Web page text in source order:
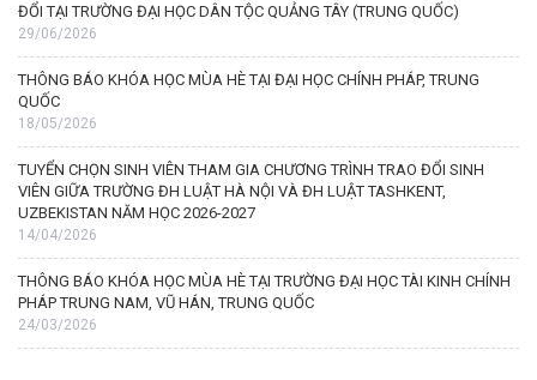
ĐỔI TẠI TRƯỜNG ĐẠI HỌC DÂN TỘC QUẢNG TÂY (TRUNG QUỐC)
29/06/2026
THÔNG BÁO KHÓA HỌC MÙA HÈ TẠI ĐẠI HỌC CHÍNH PHÁP, TRUNG
QUỐC
18/05/2026
TUYỂN CHỌN SINH VIÊN THAM GIA CHƯƠNG TRÌNH TRAO ĐỔI SINH
VIÊN GIỮA TRƯỜNG ĐH LUẬT HÀ NỘI VÀ ĐH LUẬT TASHKENT,
UZBEKISTAN NĂM HỌC 2026-2027
14/04/2026
THÔNG BÁO KHÓA HỌC MÙA HÈ TẠI TRƯỜNG ĐẠI HỌC TÀI KINH CHÍNH
PHÁP TRUNG NAM, VŨ HÁN, TRUNG QUỐC
24/03/2026